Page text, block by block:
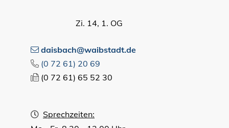
Zi. 14, 1. OG
daisbach@waibstadt.de
(0 72 61) 20 69
(0 72 61) 65 52 30
Sprechzeiten: